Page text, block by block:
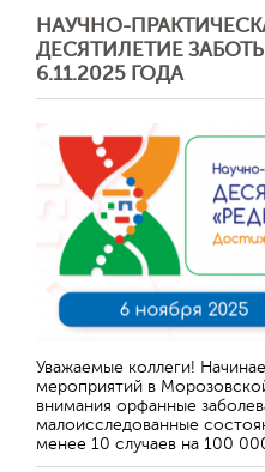
НАУЧНО-
ДЕСЯТИЛЕТИЕ
6.11.2025 ГОДА
Уважаемые коллеги!
мероприятий в
внимания орфанные
малоисследованные
менее 10 случаев на 100